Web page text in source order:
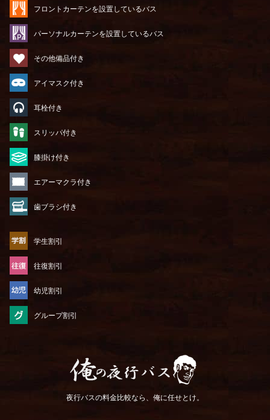
フロントカーテンを設置しているバス
パーソナルカーテンを設置しているバス
その他備品付き
アイマスク付き
耳栓付き
スリッパ付き
膝掛け付き
エアーマクラ付き
歯ブラシ付き
学生割引
往復割引
幼児割引
グループ割引
俺の夜行バス
夜行バスの料金比較なら、俺に任せとけ。